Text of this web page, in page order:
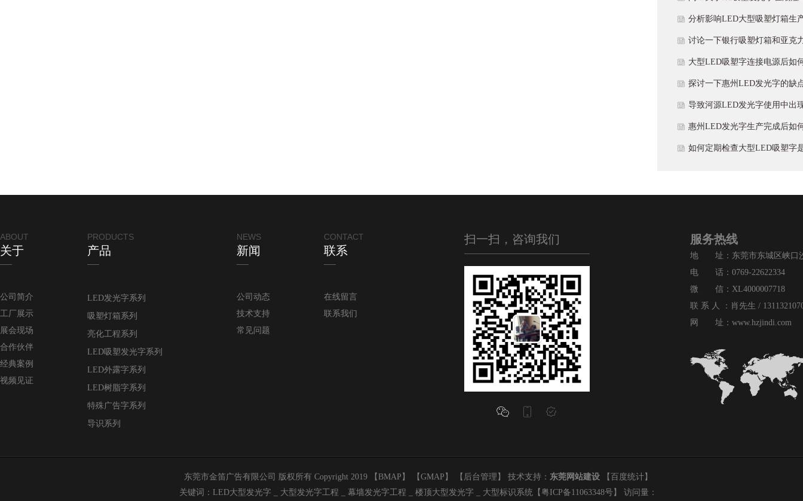
下使用时注意什么？
分析影响LED大型吸塑灯箱生
量效果因素有哪些？
讨论一下银行吸塑灯箱和亚克
塑灯箱有什么区别？
大型LED吸塑字连接电源后如
查发光效果？
探讨一下惠州LED发光字的缺
改进方案是什么呢？
导致河源LED发光字使用中出
水烧灯原因是什么？
惠州LED发光字生产完成后如
行测试效果？
如何定期检查大型LED吸塑字
ABOUT
关于
公司简介
工厂展示
展会现场
合作伙伴
经典案例
视频见证
PRODUCTS
产品
LED发光字系列
吸塑灯箱系列
亮化工程系列
LED吸塑发光字系列
LED外露字系列
LED树脂字系列
特殊广告字系列
导识系列
NEWS
新闻
公司动态
技术支持
常见问题
CONTACT
联系
在线留言
联系我们
扫一扫，咨询我们
  
服务热线
地 址：东莞市东城区峡口
电 话：0769-22622334
微 信：XL4000007718
联 系 人 ：肖先生 /
网 址： www.hzjindi.com
东莞市金笛广告有限公司 版权所有 Copyright 2019 【 BMAP 】 【 GMAP 】 【 后台管理 】 技术支持： 东莞网站建设 【 百度统计 】
关键词：LED大型发光字 _ 大型发光字工程 _ 幕墙发光字工程 _ 楼顶大型发光字 _ 大型标识系统【 粤ICP备11063348号 】 访问量：